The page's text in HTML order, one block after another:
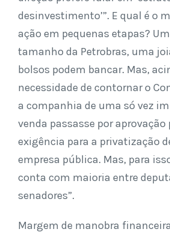
desinvestimento’”. E qual é o
ação em pequenas etapas?
tamanho da Petrobras, uma
bolsos podem bancar. Mas,
necessidade de contornar o
a companhia de uma só vez
venda passasse por
exigência para a privatização
empresa pública. Mas, para
conta com maioria entre
senadores”.
Margem de manobra financeira